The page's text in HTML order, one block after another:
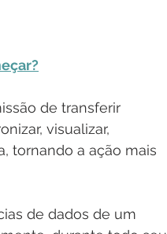
de transferir
visualizar,
tornando a ação mais
de dados de um